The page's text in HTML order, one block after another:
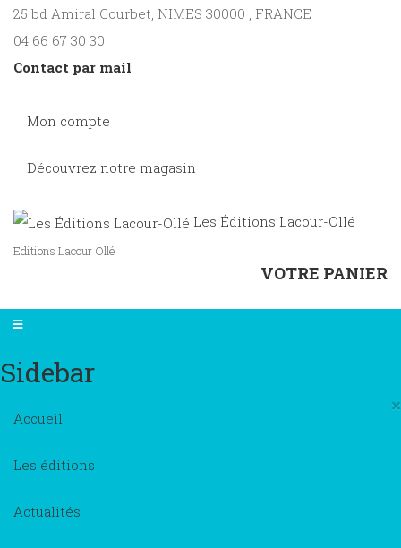
25 bd Amiral Courbet, NIMES 30000 , FRANCE
04 66 67 30 30
Contact par mail
Mon compte
Découvrez notre magasin
Les Éditions Lacour-Ollé
Editions Lacour Ollé
VOTRE PANIER
Sidebar
×
Accueil
Les éditions
Actualités